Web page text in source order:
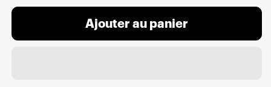
Ajouter au panier